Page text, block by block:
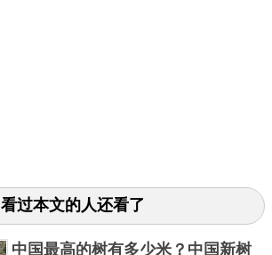
看过本文的人还看了
中国最高的树有多少米？中国新树